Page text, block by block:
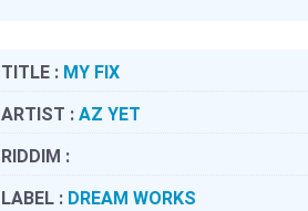
TITLE : MY FIX
ARTIST : AZ YET
RIDDIM :
LABEL : DREAM WORKS